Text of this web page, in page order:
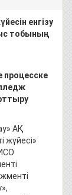
үйесін енгізу
тобының
процесске
АҚ
жүйесі»